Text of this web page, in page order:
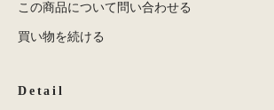
この商品について問い合わせる
買い物を続ける
Detail